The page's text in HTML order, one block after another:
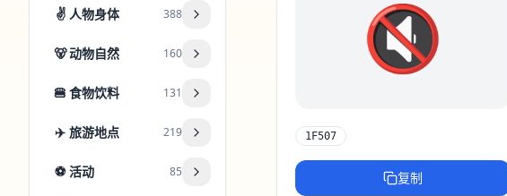
✌️ 人物身体 388
🐻动物自然 160
🍔 食物饮料 131
✈️ 旅游地点 219
⚽ 活动 85
🔇
1F507
复制